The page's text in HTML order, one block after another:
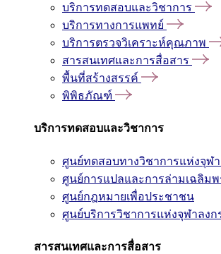
บริการทดสอบและวิชาการ
บริการทางการแพทย์
บริการตรวจวิเคราะห์คุณภาพ
สารสนเทศและการสื่อสาร
พื้นที่สร้างสรรค์
พิพิธภัณฑ์
บริการทดสอบและวิชาการ
ศูนย์ทดสอบทางวิชาการแห่งจุฬา
ศูนย์การแปลและการล่ามเฉลิมพ
ศูนย์กฎหมายเพื่อประชาชน
ศูนย์บริการวิชาการแห่งจุฬาลง
สารสนเทศและการสื่อสาร